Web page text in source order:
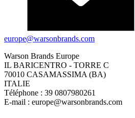
europe@warsonbrands.com
Warson Brands Europe
IL BARICENTRO - TORRE C
70010 CASAMASSIMA (BA)
ITALIE
Téléphone : 39 0807980261
E-mail : europe@warsonbrands.com